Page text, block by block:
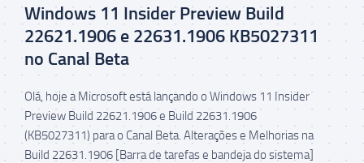
Windows 11 Insider Preview Build
22621.1906 e 22631.1906 KB5027311
no Canal Beta
Olá, hoje a Microsoft está lançando o Windows 11 Insider
Preview Build 22621.1906 e Build 22631.1906
(KB5027311) para o Canal Beta. Alterações e Melhorias na
Build 22631.1906 [Barra de tarefas e bandeja do sistema]